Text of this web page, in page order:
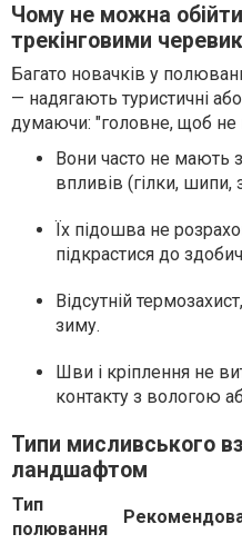
Чому не можна
трекінговими
Багато новачків у
— надягають туристичні
думаючи: "головне, щоб не
Вони часто не мають
впливів (гілки, шипи,
Їх підошва не
підкрастися до
Відсутній
зиму.
Шви і кріплення не
контакту з вологою
Типи мисливського
ландшафтом
Тип
полювання